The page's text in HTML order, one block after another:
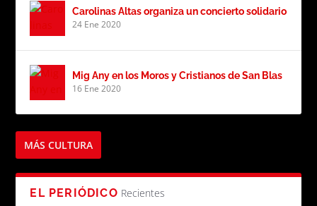
Carolinas Altas organiza un concierto solidario
24 Ene 2020
Mig Any en los Moros y Cristianos de San Blas
16 Ene 2020
MÁS CULTURA
EL PERIÓDICO Recientes